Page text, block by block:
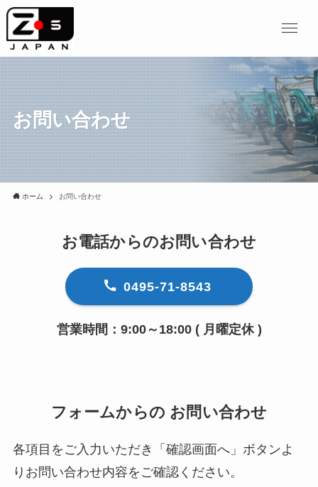
お問い合わせ
ホーム お問い合わせ
お電話からのお問い合わせ
0495-71-8543
営業時間：9:00～18:00 ( 月曜定休 )
フォームからの お問い合わせ
各項目をご入力いただき「確認画面へ」ボタンよ
りお問い合わせ内容をご確認ください。